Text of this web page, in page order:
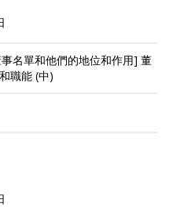
名單和他們的地位和作用] 董
職能 (中)